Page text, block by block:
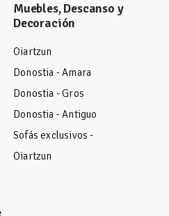
Muebles, Descanso y
Decoración
Oiartzun
Donostia - Amara
Donostia - Gros
Donostia - Antiguo
Sofás exclusivos -
Oiartzun